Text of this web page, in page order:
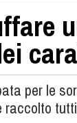
per le